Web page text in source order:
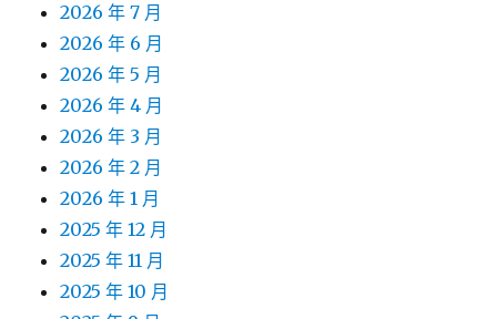
2026 年 7 月
2026 年 6 月
2026 年 5 月
2026 年 4 月
2026 年 3 月
2026 年 2 月
2026 年 1 月
2025 年 12 月
2025 年 11 月
2025 年 10 月